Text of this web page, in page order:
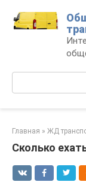
контенту
Главная » ЖД
Сколько